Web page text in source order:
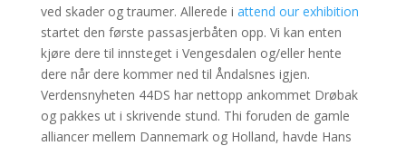
ved skader og traumer. Allerede i attend our exhibition
startet den første passasjerbåten opp. Vi kan enten
kjøre dere til innsteget i Vengesdalen og/eller hente
dere når dere kommer ned til Åndalsnes igjen.
Verdensnyheten 44DS har nettopp ankommet Drøbak
og pakkes ut i skrivende stund. Thi foruden de gamle
alliancer mellem Dannemark og Holland, havde Hans